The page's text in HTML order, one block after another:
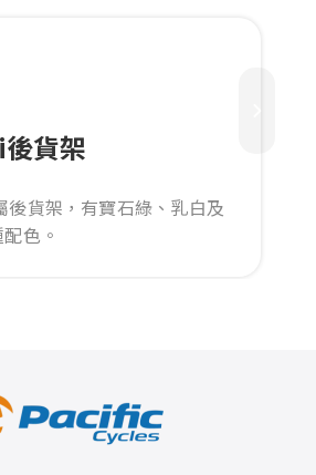
貨架
貨架，有寶石綠、乳白及
色。